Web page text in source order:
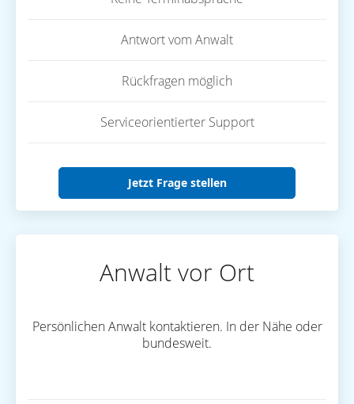
Antwort vom Anwalt
Rückfragen möglich
Serviceorientierter Support
Jetzt Frage stellen
Anwalt vor Ort
Persönlichen Anwalt kontaktieren. In der Nähe oder
bundesweit.